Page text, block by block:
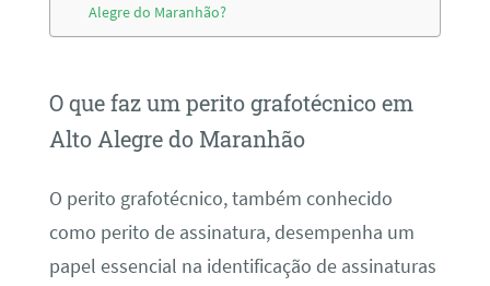
Alegre do Maranhão?
O que faz um perito grafotécnico em
Alto Alegre do Maranhão
O perito grafotécnico, também conhecido
como perito de assinatura, desempenha um
papel essencial na identificação de assinaturas